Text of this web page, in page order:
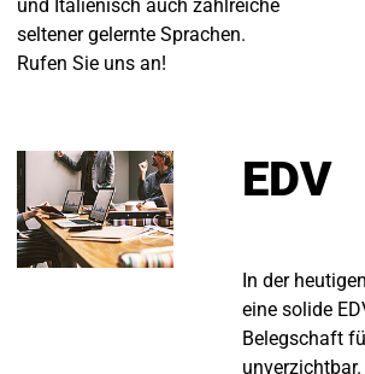
und Italienisch auch zahlreiche
seltener gelernte Sprachen.
Rufen Sie uns an!
EDV
In der
eine solide
Belegschaft